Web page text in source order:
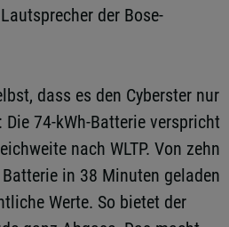
der Bose-
dass es den Cyberster nur
74-kWh-Batterie verspricht
nach WLTP. Von zehn
in 38 Minuten geladen
Werte. So bietet der